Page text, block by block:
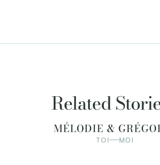
Related
MÉLODIE &
TOI MOI